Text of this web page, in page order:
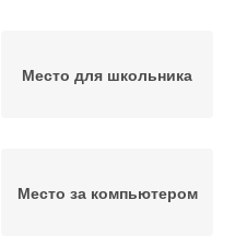
Место для школьника
Место за компьютером